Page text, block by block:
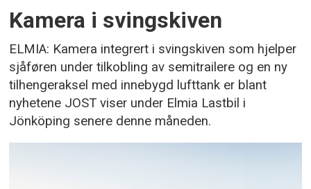
Kamera i svingskiven
ELMIA: Kamera integrert i svingskiven som hjelper
sjåføren under tilkobling av semitrailere og en ny
tilhengeraksel med innebygd lufttank er blant
nyhetene JOST viser under Elmia Lastbil i
Jönköping senere denne måneden.